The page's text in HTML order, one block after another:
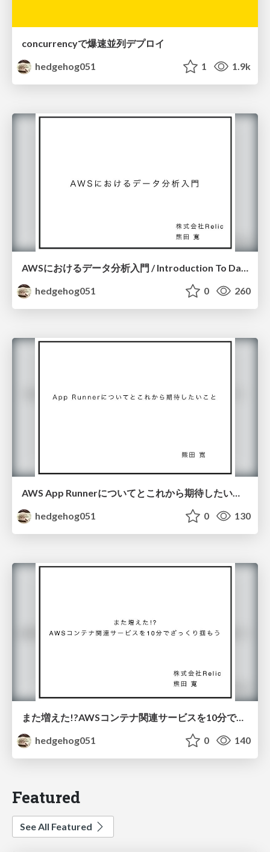
concurrencyで爆速並列デプロイ
hedgehog051
1 1.9k
AWSにおけるデータ分析入門 / Introduction To Data Analytics In AWS
hedgehog051
0 260
hedgehog051
0 130
また増えた!?AWSコンテナ関連サービスを10分でざっくり掴もう/Learn-about-AWS-0container-services-in-10-minutes
hedgehog051
0 140
Featured
See All Featured